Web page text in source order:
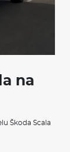
pro
způsob
jeho
Octavia
pořídit
plánovat
na
Škoda Scala